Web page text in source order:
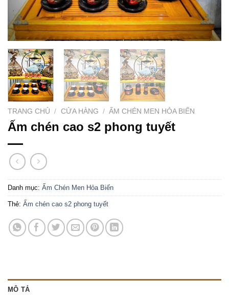
TRANG CHỦ / CỬA HÀNG / ẤM CHÉN MEN HỎA BIẾN
Ấm chén cao s2 phong tuyết
Danh mục: Ấm Chén Men Hỏa Biến
Thẻ: Ấm chén cao s2 phong tuyết
MÔ TẢ